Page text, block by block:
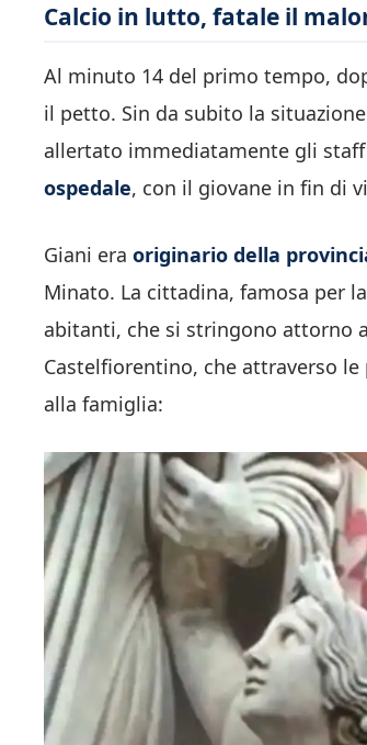
Calcio in lutto, fatale il
Al minuto 14 del primo tempo,
il petto. Sin da subito la
allertato immediatamente gli
ospedale, con il giovane in fin di
Giani era originario della
Minato. La cittadina, famosa per
abitanti, che si stringono attorno
Castelfiorentino, che attraverso le
alla famiglia: